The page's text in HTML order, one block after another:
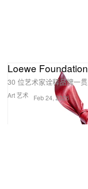
Art 艺术
Loewe
30 位艺术家诠释品牌一
Feb 24, 2026